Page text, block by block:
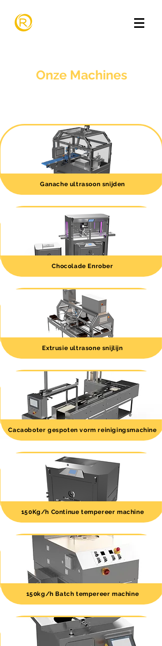
Onze Machines
Ganache ultrasoon snijden
Chocolade Enrober
Extrusie ultrasone snijlijn
Cacaoboter gespoten vorm reinigingsmachine
150Kg/h Continue tempereer machine
150kg/h Batch tempereer machine